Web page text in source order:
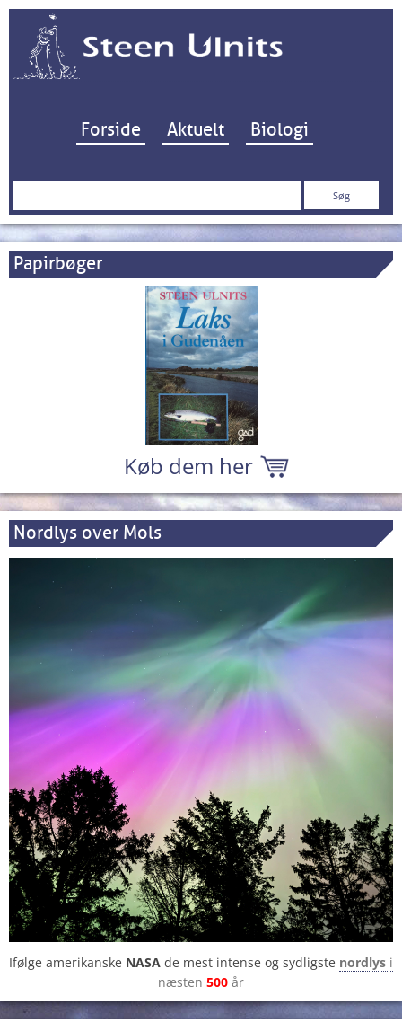
Hop til indhold
Forside Aktuelt Biologi
Søg
Papirbøger
Køb dem her
Nordlys over Mols
Ifølge amerikanske NASA de mest intense og sydligste nordlys i
næsten 500 år